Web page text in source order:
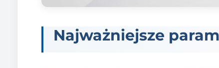
Najważniejsze